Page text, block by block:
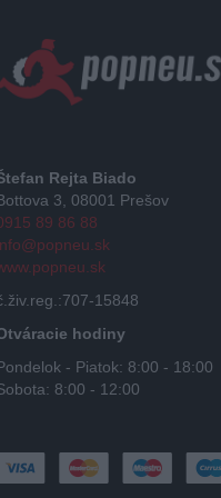
Rejta Biado
3, 08001 Prešov
89 86 88
15848
hodiny
- Piatok: 8:00 - 18:00
8:00 - 12:00